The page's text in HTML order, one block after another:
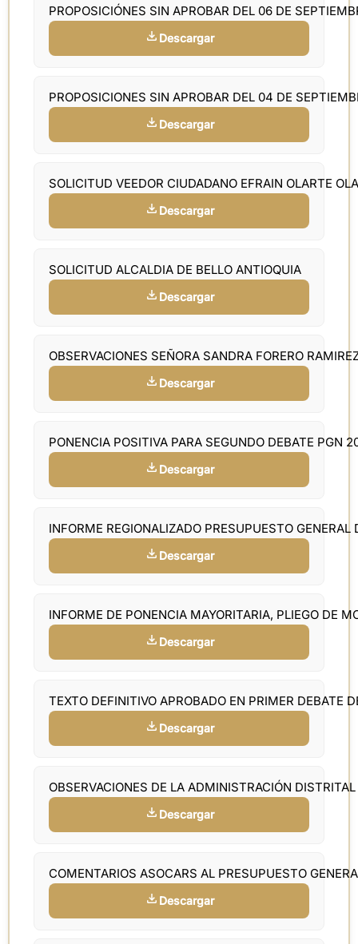
PROPOSICIÓNES SIN APROBAR DEL 06 DE
Descargar
PROPOSICIONES SIN APROBAR DEL 04 DE
Descargar
SOLICITUD VEEDOR CIUDADANO EFRAIN OLARTE
Descargar
SOLICITUD ALCALDIA DE BELLO ANTIOQUIA
Descargar
OBSERVACIONES SEÑORA SANDRA FORERO
Descargar
PONENCIA POSITIVA PARA SEGUNDO DEBATE PGN
Descargar
INFORME REGIONALIZADO PRESUPUESTO
Descargar
INFORME DE PONENCIA MAYORITARIA, PLIEGO DE
Descargar
TEXTO DEFINITIVO APROBADO EN PRIMER DEBATE
Descargar
OBSERVACIONES DE LA ADMINISTRACIÓN
Descargar
COMENTARIOS ASOCARS AL PRESUPUESTO
Descargar